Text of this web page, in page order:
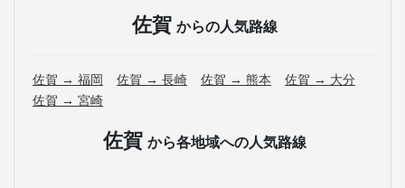
佐賀 からの人気路線
佐賀 → 福岡 佐賀 → 長崎 佐賀 → 熊本
佐賀 → 大分
佐賀 → 宮崎
佐賀 から各地域への人気路線